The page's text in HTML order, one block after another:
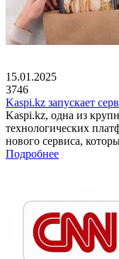
15.01.2025
3746
Kaspi.kz запускает
Kaspi.kz, одна из
технологических
нового сервиса,
Подробнее